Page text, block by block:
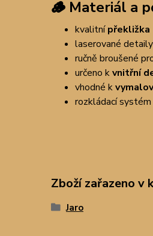
🪵 Materiál a
kvalitnípřekližka
laserované detaily
ručně broušené
určeno kvnitřní
vhodné k
rozkládací
Zboží zařazeno v
Jaro